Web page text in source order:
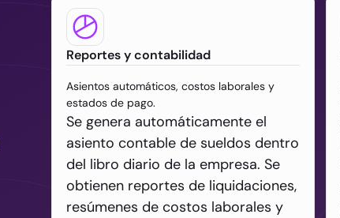
Reportes y contabilidad
Asientos automáticos, costos laborales y
estados de pago.
Se genera automáticamente el
asiento contable de sueldos dentro
del libro diario de la empresa. Se
obtienen reportes de liquidaciones,
resúmenes de costos laborales y